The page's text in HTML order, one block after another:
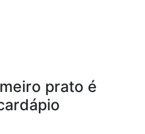
prato é